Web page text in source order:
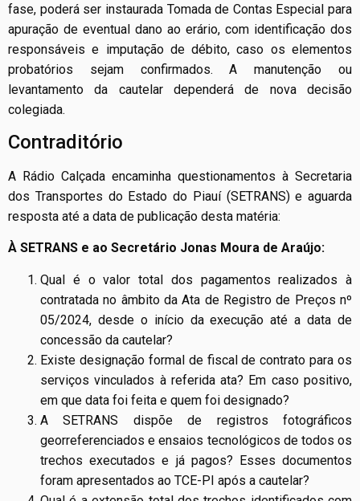
fase, poderá ser instaurada Tomada de Contas Especial para
apuração de eventual dano ao erário, com identificação dos
responsáveis e imputação de débito, caso os elementos
probatórios sejam confirmados. A manutenção ou
levantamento da cautelar dependerá de nova decisão
colegiada.
Contraditório
A Rádio Calçada encaminha questionamentos à Secretaria
dos Transportes do Estado do Piauí (SETRANS) e aguarda
resposta até a data de publicação desta matéria:
À SETRANS e ao Secretário Jonas Moura de Araújo:
Qual é o valor total dos pagamentos realizados à
contratada no âmbito da Ata de Registro de Preços nº
05/2024, desde o início da execução até a data de
concessão da cautelar?
Existe designação formal de fiscal de contrato para os
serviços vinculados à referida ata? Em caso positivo,
em que data foi feita e quem foi designado?
A SETRANS dispõe de registros fotográficos
georreferenciados e ensaios tecnológicos de todos os
trechos executados e já pagos? Esses documentos
foram apresentados ao TCE-PI após a cautelar?